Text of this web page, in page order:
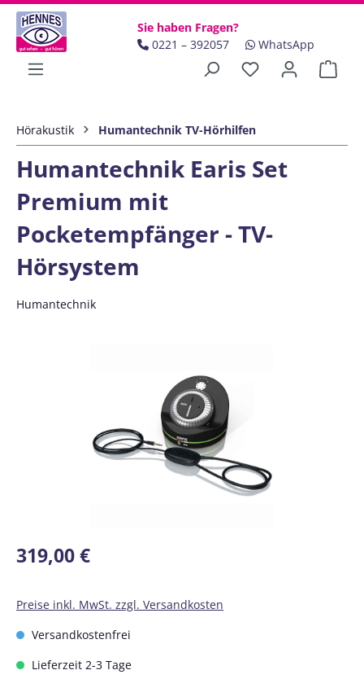
Zum Hauptinhalt springen
Sie haben Fragen?
0221 – 392057
WhatsApp
Hörakustik Humantechnik TV-Hörhilfen
Humantechnik Earis Set
Premium mit
Pocketempfänger - TV-
Hörsystem
Humantechnik
Regulärer Preis:
319,00 €
Preise inkl. MwSt. zzgl. Versandkosten
Versandkostenfrei
Lieferzeit 2-3 Tage